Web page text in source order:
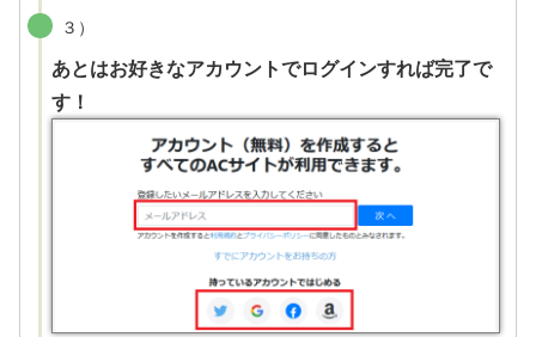
３）
あとはお好きなアカウントでログインすれば完了で
す！